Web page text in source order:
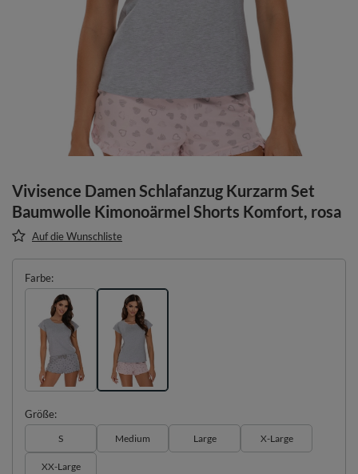
Vivisence Damen Schlafanzug Kurzarm Set
Baumwolle Kimonoärmel Shorts Komfort, rosa
Auf die Wunschliste
Farbe
Größe
S Medium Large X-Large
XX-Large